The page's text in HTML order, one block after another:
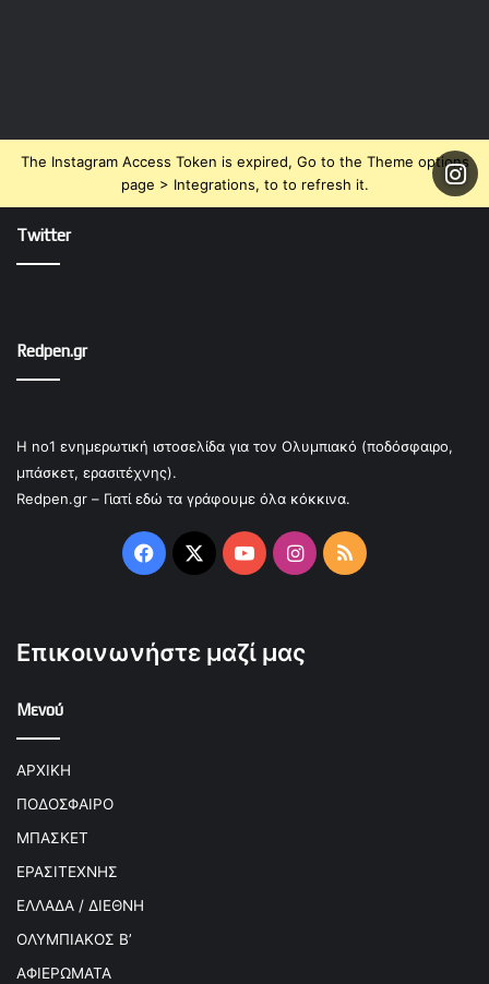
The Instagram Access Token is expired, Go to the Theme options
page > Integrations, to to refresh it.
Twitter
Redpen.gr
Η no1 ενημερωτική ιστοσελίδα για τον Ολυμπιακό (ποδόσφαιρο,
μπάσκετ, ερασιτέχνης).
Redpen.gr – Γιατί εδώ τα γράφουμε όλα κόκκινα.
Facebook
X YouTubeInstagram
RSS
Επικοινωνήστε μαζί μας
Μενού
ΑΡΧΙΚΗ
ΠΟΔΟΣΦΑΙΡΟ
ΜΠΑΣΚΕΤ
ΕΡΑΣΙΤΕΧΝΗΣ
ΕΛΛΑΔΑ / ΔΙΕΘΝΗ
ΟΛΥΜΠΙΑΚΟΣ Β’
ΑΦΙΕΡΩΜΑΤΑ